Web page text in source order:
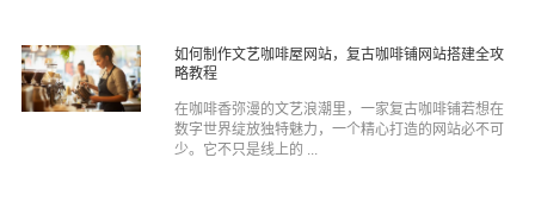
如何制作文艺咖啡屋网站，复古咖啡铺网站搭建全攻
略教程
在咖啡香弥漫的文艺浪潮里，一家复古咖啡铺若想在
数字世界绽放独特魅力，一个精心打造的网站必不可
少。它不只是线上的 ...